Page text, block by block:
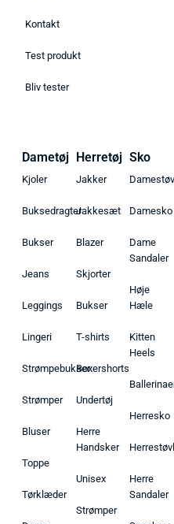
Kontakt
Test produkt
Bliv tester
Bedste Saunatæppe 2025 –
Find de bedste produkter her!
Dametøj
Kjoler
Buksedragter
Bukser
Jeans
Leggings
Lingeri
Strømpebukser
Strømper
Bluser
Toppe
Tørklæder
Herretøj
Jakker
Jakkesæt
Blazer
Skjorter
Bukser
T-shirts
Boxershorts
Undertøj
Herre
Handsker
Unisex
Strømper
Sko
Damesko
Dame
Sandaler
Høje
Hæle
Kitten
Heels
Herresko
Herre
Sandaler